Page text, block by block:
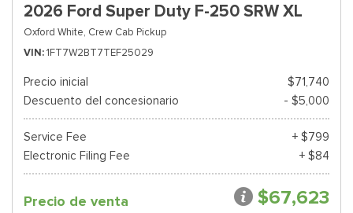
2026 Ford Super Duty F-250 SRW XL
Oxford White, Crew Cab Pickup
VIN 1FT7W2BT7TEF25029
Precio inicial
$71,740
Descuento del concesionario
- $5,000
Service Fee
+ $799
Electronic Filing Fee
+ $84
Precio de venta $67,623